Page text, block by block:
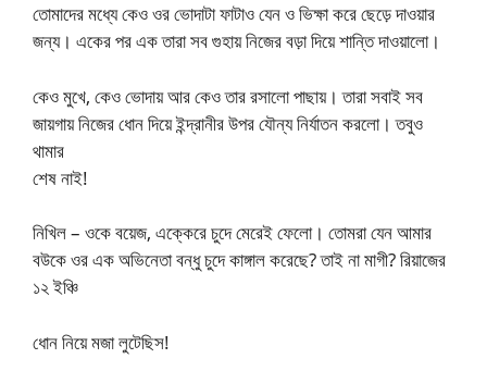
তোমাদের মধ্যে কেও ওর ভোদাটা ফাটাও যেন ও ভিক্ষা করে ছেড়ে দাওয়ার
জন্য। একের পর এক তারা সব গুহায় নিজের বড়া দিয়ে শান্তি দাওয়ালো।
কেও মুখে, কেও ভোদায় আর কেও তার রসালো পাছায়। তারা সবাই সব
জায়গায় নিজের ধোন দিয়ে ইন্দ্রানীর উপর যৌন্য নির্যাতন করলো। তবুও
থামার
শেষ নাই!
নিখিল – ওকে বয়েজ, এক্কেরে চুদে মেরেই ফেলো। তোমরা যেন আমার
বউকে ওর এক অভিনেতা বন্ধু চুদে কাঙ্গাল করেছে? তাই না মাগী? রিয়াজের
১২ ইঞ্চি
ধোন নিয়ে মজা লুটেছিস!